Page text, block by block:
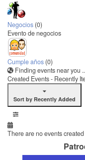
Negocios (0)
Evento de negocios
Cumple años (0)
Finding events near you
Created Events - Recently
Sort by Recently Added
There are no events